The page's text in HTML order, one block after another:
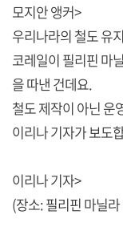
모지안 앵커>
우리나라의 철도 유
코레일이 필리핀 마
을 따낸 건데요.
철도 제작이 아닌 운
이리나 기자가 보도
이리나 기자>
(장소: 필리핀 마닐